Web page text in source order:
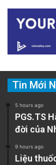
Tin Mới
5 hours ago
PGS.TS
đời của
9 hours ago
Liệu